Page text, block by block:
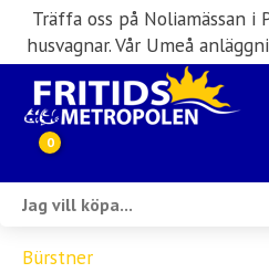
Träffa oss på Noliamässan i
husvagnar. Vår Umeå
0
Bürstner